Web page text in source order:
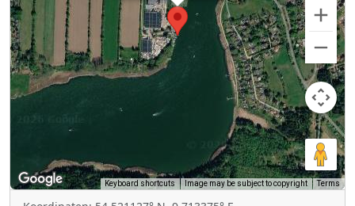
Keyboard shortcuts Image may be subject to copyright Terms